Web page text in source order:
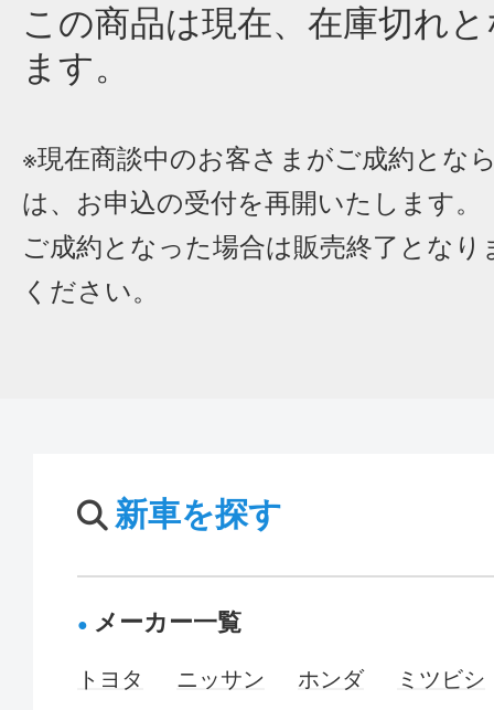
この商品は現在、在庫切れ
ます。
※現在商談中のお客さまがご成約とな
は、お申込の受付を再開いたします。
ご成約となった場合は販売終了となり
ください。
新車を探す
メーカー一覧
トヨタ ニッサン ホンダ
ミツビシ